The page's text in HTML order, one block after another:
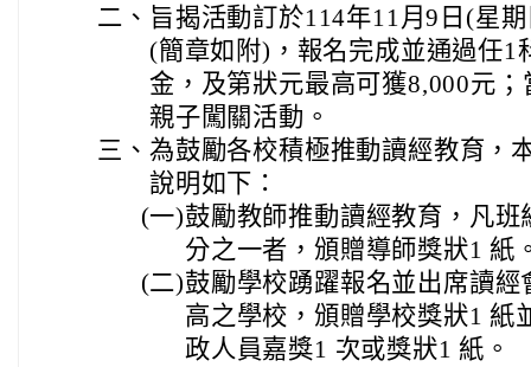
二、 旨揭活動訂於114年11月9日(星
(簡章如附)，報名完成並通過任1
金，及第狀元最高可獲8,000元
親子闖關活動。
三、 為鼓勵各校積極推動讀經教育，
說明如下：
(一)鼓勵教師推動讀經教育，凡
分之一者，頒贈導師獎狀1 紙
(二)鼓勵學校踴躍報名並出席讀
高之學校，頒贈學校獎狀1 紙
政人員嘉獎1 次或獎狀1 紙。